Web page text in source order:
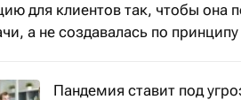
для клиентов так, чтобы она
а не создавалась по
Пандемия ставит под